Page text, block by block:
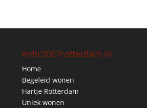
enhr2007rotterdam.nl
Home
Begeleid wonen
Hartje Rotterdam
Uniek wonen